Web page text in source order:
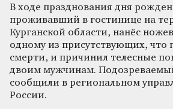
В ходе празднования дня
проживавший в гостинице на
Курганской области, нанёс
одному из присутствующих, что
смерти, и причинил телесные
двоим мужчинам.
сообщили в региональном
России.